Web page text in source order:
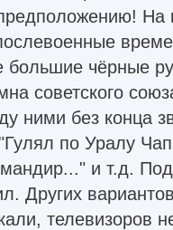
На
большие чёрные
советского
ними без конца
по Уралу
и т.д.
Других
телевизоров